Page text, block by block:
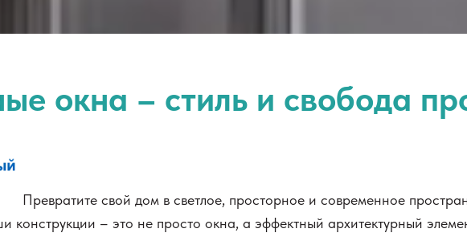
окна – стиль и свобода
Превратите свой дом в светлое, просторное и современное
– это не просто окна, а эффектный архитектурный